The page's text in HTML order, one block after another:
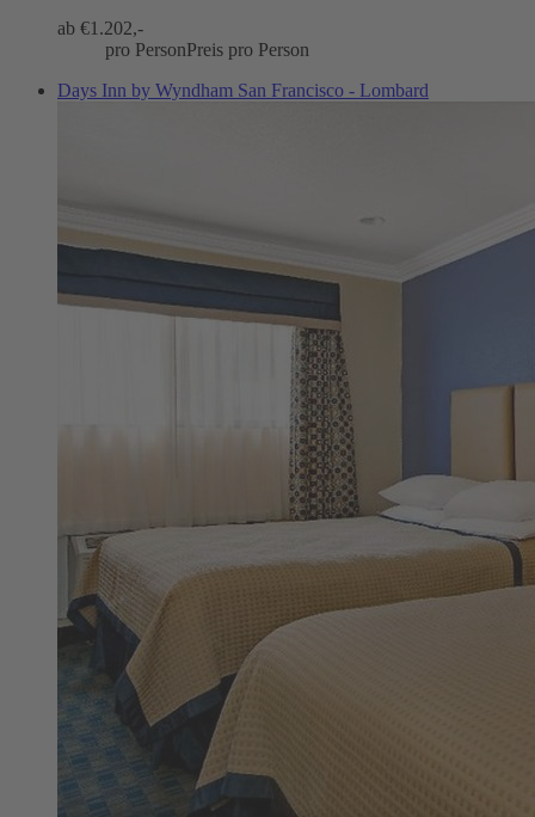
ab €1.202,-
pro PersonPreis pro Person
Days Inn by Wyndham San Francisco - Lombard